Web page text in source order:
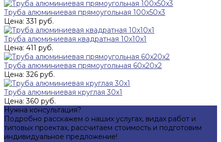
Труба алюминиевая прямоугольная 100x50x3
Цена: 331 руб.
Труба алюминиевая квадратная 10x10x1
Цена: 411 руб.
Труба алюминиевая прямоугольная 60x20x2
Цена: 326 руб.
Труба алюминиевая круглая 30x1
Цена: 360 руб.
Нужна консультация?
Подробно расскажем о наших услугах, видах работ и
типовых проектах, рассчитаем стоимость и подготовим
индивидуальное предложение!